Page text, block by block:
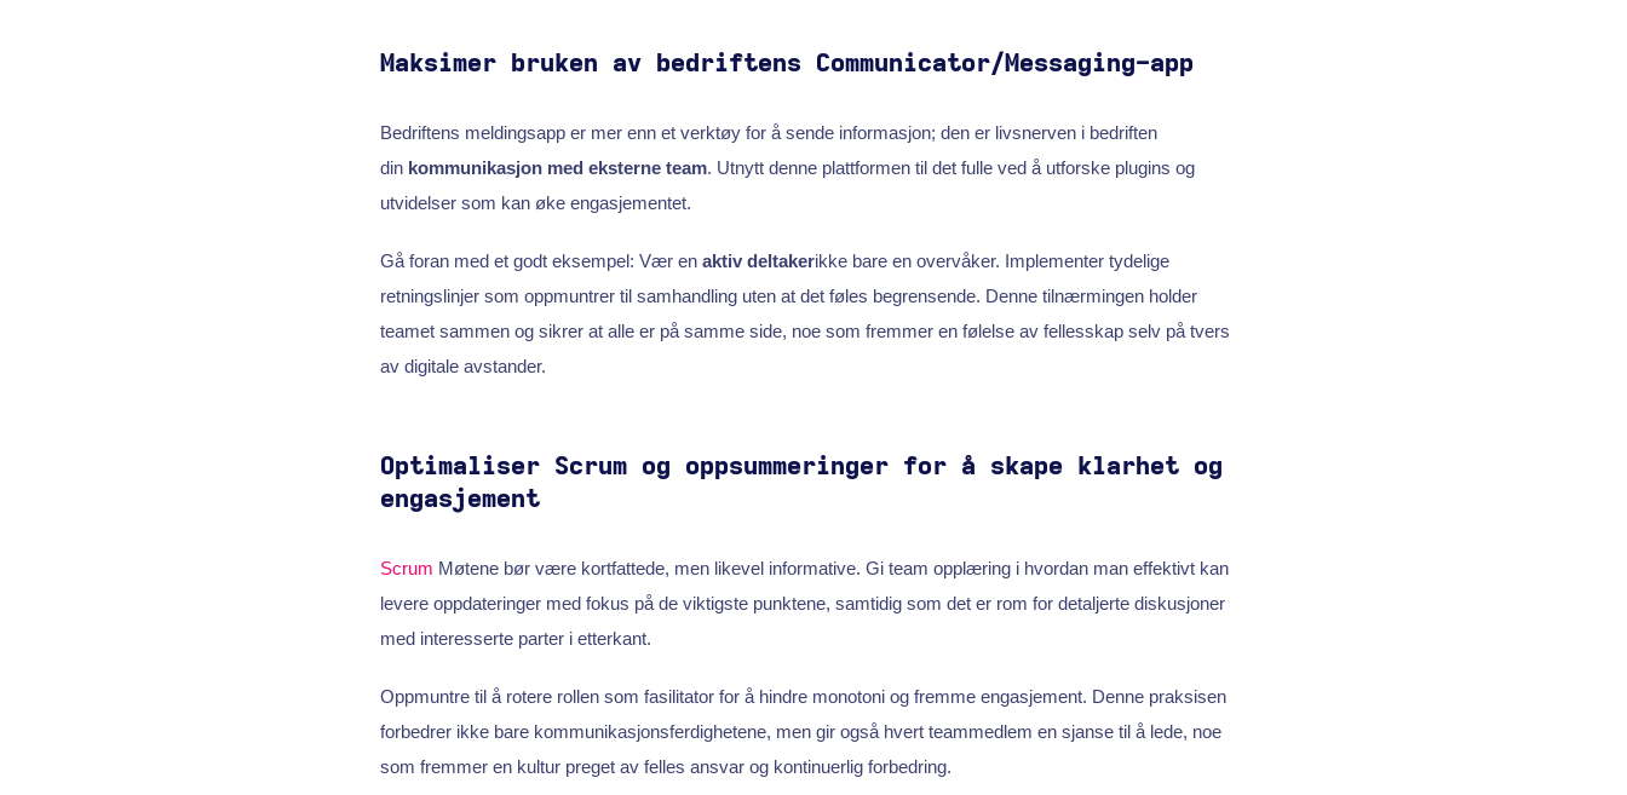
Maksimer bruken av bedriftens Communicator/Messaging-app
Bedriftens meldingsapp er mer enn et verktøy for å sende informasjon; den er livsnerven i bedriften
din kommunikasjon med eksterne team. Utnytt denne plattformen til det fulle ved å utforske plugins og
utvidelser som kan øke engasjementet.
Gå foran med et godt eksempel: Vær en aktiv deltakerikke bare en overvåker. Implementer tydelige
retningslinjer som oppmuntrer til samhandling uten at det føles begrensende. Denne tilnærmingen holder
teamet sammen og sikrer at alle er på samme side, noe som fremmer en følelse av fellesskap selv på tvers
av digitale avstander.
Optimaliser Scrum og oppsummeringer for å skape klarhet og
engasjement
Scrum Møtene bør være kortfattede, men likevel informative. Gi team opplæring i hvordan man effektivt kan
levere oppdateringer med fokus på de viktigste punktene, samtidig som det er rom for detaljerte diskusjoner
med interesserte parter i etterkant.
Oppmuntre til å rotere rollen som fasilitator for å hindre monotoni og fremme engasjement. Denne praksisen
forbedrer ikke bare kommunikasjonsferdighetene, men gir også hvert teammedlem en sjanse til å lede, noe
som fremmer en kultur preget av felles ansvar og kontinuerlig forbedring.